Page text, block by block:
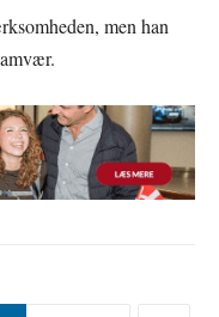
men han